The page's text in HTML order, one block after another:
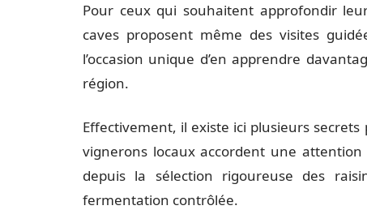
Pour ceux qui souhaitent approfondir
caves proposent même des visites
l’occasion unique d’en apprendre
région.
Effectivement, il existe ici plusieurs
vignerons locaux accordent une
depuis la sélection rigoureuse des
fermentation contrôlée.